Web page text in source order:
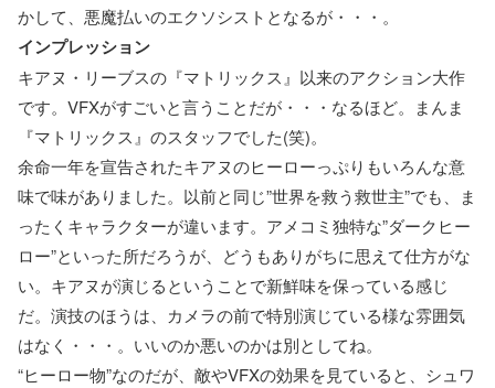
かして、悪魔払いのエクソシストとなるが・・・。
インプレッション
キアヌ・リーブスの『マトリックス』以来のアクション大作
です。VFXがすごいと言うことだが・・・なるほど。まんま
『マトリックス』のスタッフでした(笑)。
余命一年を宣告されたキアヌのヒーローっぷりもいろんな意
味で味がありました。以前と同じ”世界を救う救世主”でも、ま
ったくキャラクターが違います。アメコミ独特な”ダークヒー
ロー”といった所だろうが、どうもありがちに思えて仕方がな
い。キアヌが演じるということで新鮮味を保っている感じ
だ。演技のほうは、カメラの前で特別演じている様な雰囲気
はなく・・・。いいのか悪いのかは別としてね。
“ヒーロー物”なのだが、敵やVFXの効果を見ていると、シュワ